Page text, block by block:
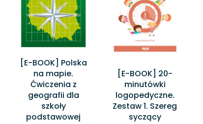
[E-BOOK] Polska
na mapie.
Ćwiczenia z
geografii dla
szkoły
podstawowej
[E-BOOK] 20-
minutówki
logopedyczne.
Zestaw 1. Szereg
syczący